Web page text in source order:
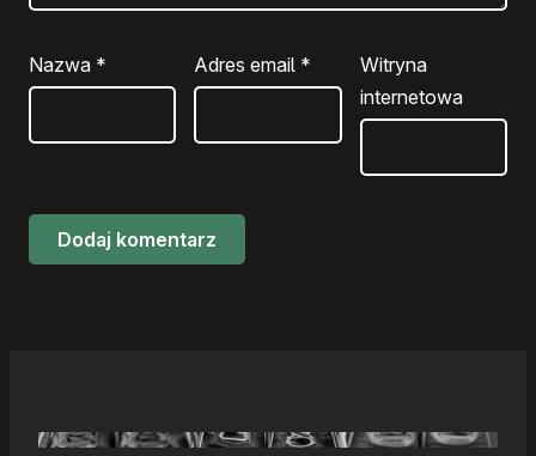
Nazwa * Adres email *
Witryna
internetowa